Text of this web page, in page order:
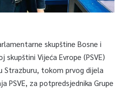
skupštine Bosne i
skupštini Vijeća Evrope (PSVE)
Strazburu, tokom prvog dijela
PSVE, za potpredsjednika Grupe